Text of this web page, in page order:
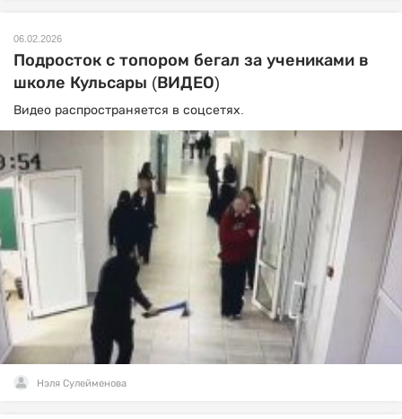
06.02.2026
Подросток с топором бегал за учениками в
школе Кульсары (ВИДЕО)
Видео распространяется в соцсетях.
Нэля Сулейменова